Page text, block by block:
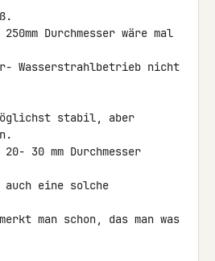
Durchmesser wäre mal
Wasserstrahlbetrieb nicht
stabil, aber
30 mm Durchmesser
auch eine solche
man schon, das man was